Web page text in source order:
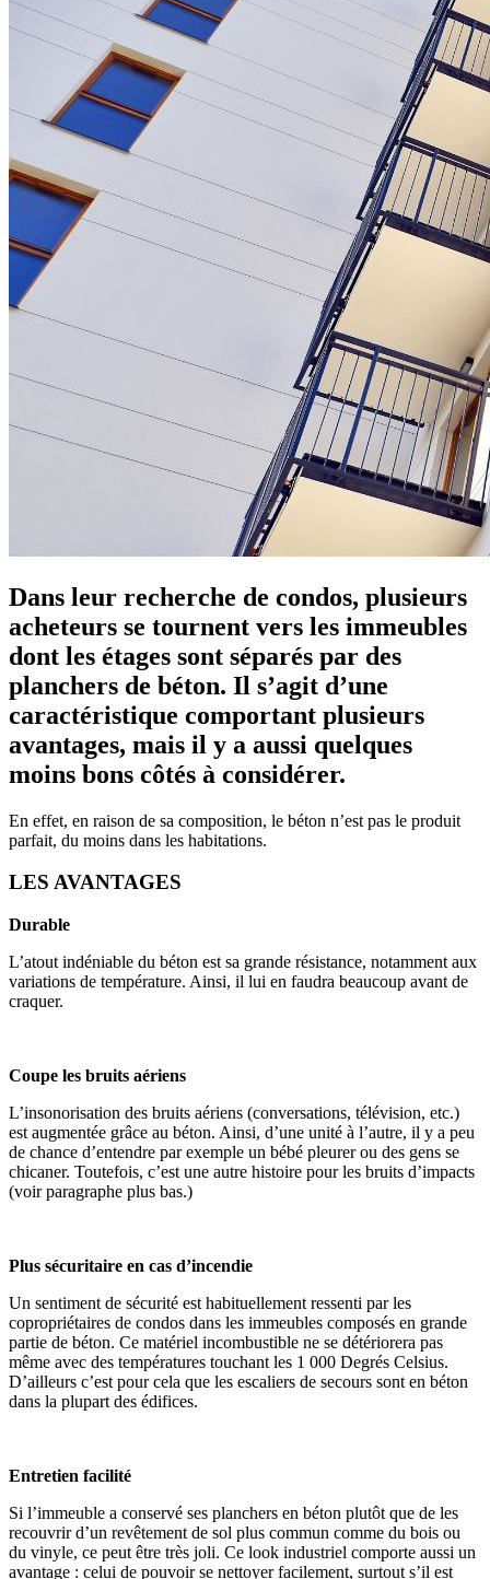
Dans leur recherche de condos, plusieurs
acheteurs se tournent vers les immeubles
dont les étages sont séparés par des
planchers de béton. Il s’agit d’une
caractéristique comportant plusieurs
avantages, mais il y a aussi quelques
moins bons côtés à considérer.
En effet, en raison de sa composition, le béton n’est pas le produit
parfait, du moins dans les habitations.
LES AVANTAGES
Durable
L’atout indéniable du béton est sa grande résistance, notamment aux
variations de température. Ainsi, il lui en faudra beaucoup avant de
craquer.
Coupe les bruits aériens
L’insonorisation des bruits aériens (conversations, télévision, etc.)
est augmentée grâce au béton. Ainsi, d’une unité à l’autre, il y a peu
de chance d’entendre par exemple un bébé pleurer ou des gens se
chicaner. Toutefois, c’est une autre histoire pour les bruits d’impacts
(voir paragraphe plus bas.)
Plus sécuritaire en cas d’incendie
Un sentiment de sécurité est habituellement ressenti par les
copropriétaires de condos dans les immeubles composés en grande
partie de béton. Ce matériel incombustible ne se détériorera pas
même avec des températures touchant les 1 000 Degrés Celsius.
D’ailleurs c’est pour cela que les escaliers de secours sont en béton
dans la plupart des édifices.
Entretien facilité
Si l’immeuble a conservé ses planchers en béton plutôt que de les
recouvrir d’un revêtement de sol plus commun comme du bois ou
du vinyle, ce peut être très joli. Ce look industriel comporte aussi un
avantage : celui de pouvoir se nettoyer facilement, surtout s’il est